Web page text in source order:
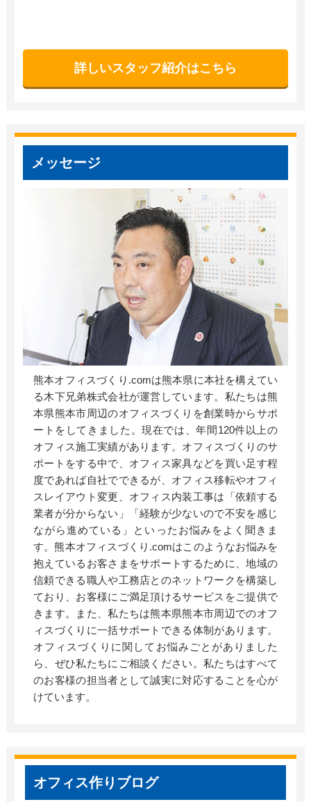
詳しいスタッフ紹介はこちら
メッセージ
熊本オフィスづくり.comは熊本県に本社を構えてい
る木下兄弟株式会社が運営しています。私たちは熊
本県熊本市周辺のオフィスづくりを創業時からサポ
ートをしてきました。現在では、年間120件以上の
オフィス施工実績があります。オフィスづくりのサ
ポートをする中で、オフィス家具などを買い足す程
度であれば自社でできるが、オフィス移転やオフィ
スレイアウト変更、オフィス内装工事は「依頼する
業者が分からない」「経験が少ないので不安を感じ
ながら進めている」といったお悩みをよく聞きま
す。熊本オフィスづくり.comはこのようなお悩みを
抱えているお客さまをサポートするために、地域の
信頼できる職人や工務店とのネットワークを構築し
ており、お客様にご満足頂けるサービスをご提供で
きます。また、私たちは熊本県熊本市周辺でのオフ
ィスづくりに一括サポートできる体制があります。
オフィスづくりに関してお悩みごとがありました
ら、ぜひ私たちにご相談ください。私たちはすべて
のお客様の担当者として誠実に対応することを心が
けています。​
オフィス作りブログ